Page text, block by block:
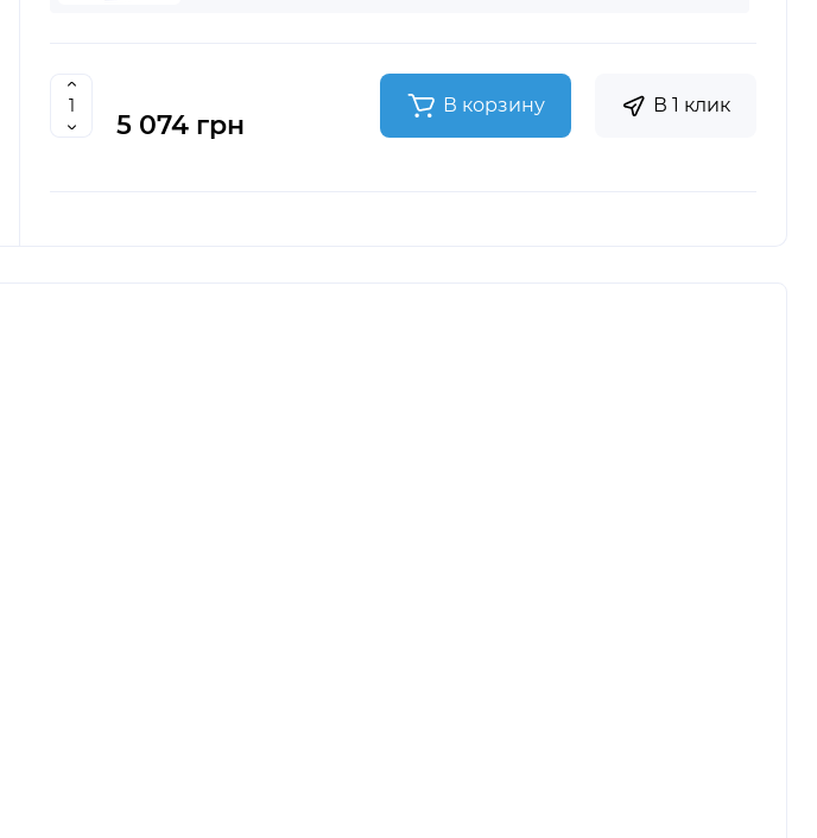
5 074 грн
В корзину В 1 клик